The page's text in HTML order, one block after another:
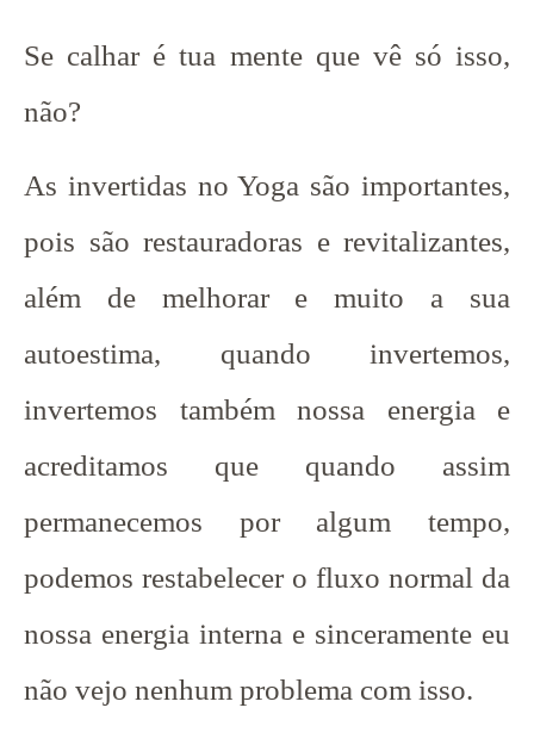
Se calhar é tua mente que vê só isso,
não?
As invertidas no Yoga são importantes,
pois são restauradoras e revitalizantes,
além de melhorar e muito a sua
autoestima, quando invertemos,
invertemos também nossa energia e
acreditamos que quando assim
permanecemos por algum tempo,
podemos restabelecer o fluxo normal da
nossa energia interna e sinceramente eu
não vejo nenhum problema com isso.